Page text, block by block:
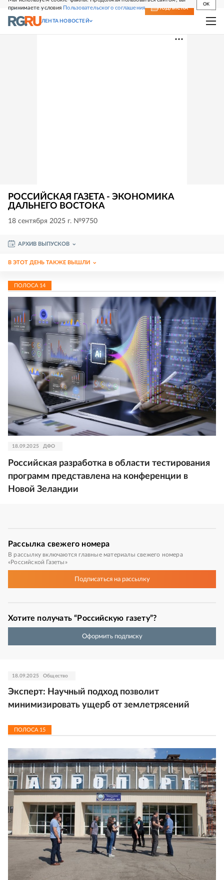
принимаете условия Пользовательского соглашения
OK
СВЕЖИЙ НОМЕР ПОДПИСКА
ЛЕНТА НОВОСТЕЙ
РОССИЙСКАЯ ГАЗЕТА - ЭКОНОМИКА
ДАЛЬНЕГО ВОСТОКА
18 сентября 2025 г. №9750
АРХИВ ВЫПУСКОВ
В ЭТОТ ДЕНЬ ТАКЖЕ ВЫШЛИ
ПОЛОСА 14
18.09.2025 ДФО
Российская разработка в области тестирования
программ представлена на конференции в
Новой Зеландии
Рассылка свежего номера
В рассылку включаются главные материалы свежего номера
«Российской Газеты»
Подписатьсяна рассылку
Хотите получать “Российскую газету”?
Оформить подписку
18.09.2025 Общество
Эксперт: Научный подход позволит
минимизировать ущерб от землетрясений
ПОЛОСА 15